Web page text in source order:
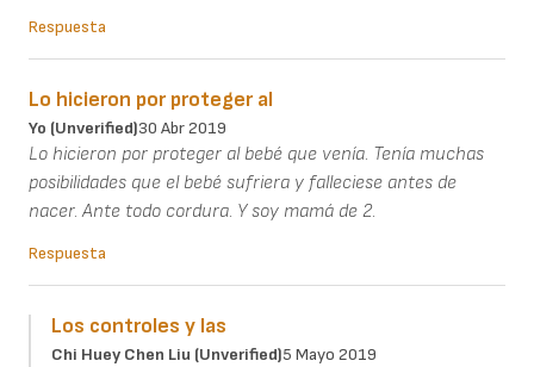
Respuesta
Lo hicieron por proteger al
Yo (unverified)30 Abr 2019
Lo hicieron por proteger al bebé que venía. Tenía muchas
posibilidades que el bebé sufriera y falleciese antes de
nacer. Ante todo cordura. Y soy mamá de 2.
Respuesta
Los controles y las
Chi Huey Chen Liu (unverified)5 Mayo 2019